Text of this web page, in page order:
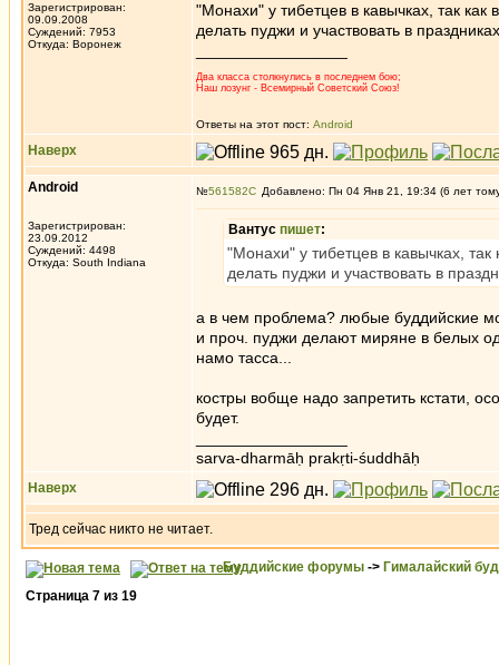
Зарегистрирован:
09.09.2008
Суждений: 7953
Откуда: Воронеж
"Монахи" у тибетцев в кавычках, так
делать пуджи и участвовать в
Два класса столкнулись в последнем бою;
Наш лозунг - Всемирный Советский Союз!
Ответы на этот пост: Android
Наверх
Android
Зарегистрирован:
23.09.2012
Суждений: 4498
Откуда: South Indiana
№561582 Добавлено: Пн 04 Янв 21, 19:34 (6 лет
Вантус пишет:
"Монахи" у тибетцев в кавычках,
делать пуджи и участвовать в
а в чем проблема? любые буддийские
и проч. пуджи делают миряне в белых
намо тасса...
костры вобще надо запретить кстати,
будет.
sarva-dharmāḥ prakṛti-śuddhāḥ
Наверх
Тред сейчас никто не читает.
Буддийские форумы -> Гималайский
Страница 7 из 19